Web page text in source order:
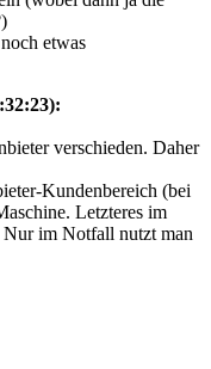
etwas
verschieden. Daher
Kundenbereich (bei
Letzteres im
Nur im Notfall nutzt man